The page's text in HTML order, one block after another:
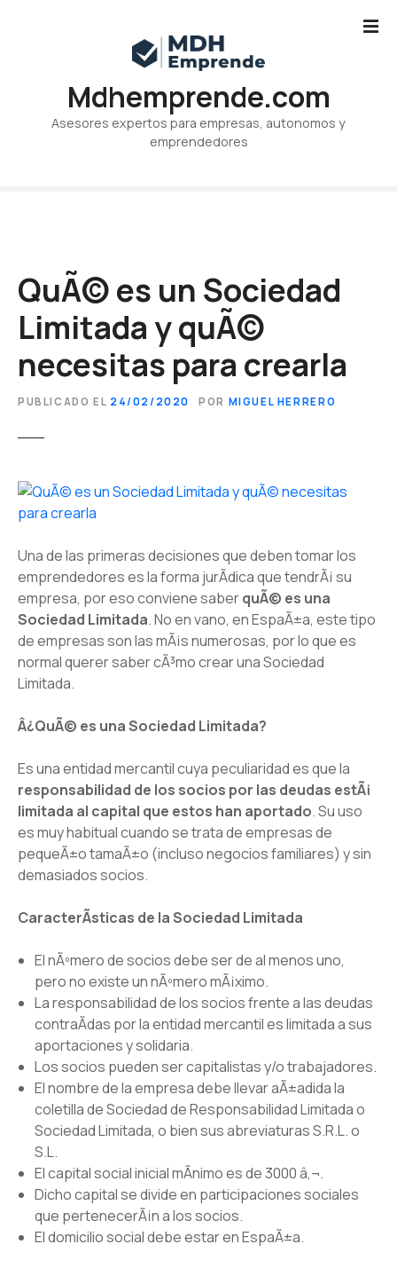
Mdhemprende.com
Asesores expertos para empresas, autonomos y
emprendedores
QuÃ© es un Sociedad
Limitada y quÃ©
necesitas para crearla
PUBLICADO EL 24/02/2020 POR MIGUEL HERRERO
Una de las primeras decisiones que deben tomar los
emprendedores es la forma jurÃ­dica que tendrÃ¡ su
empresa, por eso conviene saberquÃ© es una
Sociedad Limitada. No en vano, en EspaÃ±a, este tipo
de empresas son las mÃ¡s numerosas, por lo que es
normal querer saber cÃ³mo crear una Sociedad
Limitada.
Â¿QuÃ© es una Sociedad Limitada?
Es una entidad mercantil cuya peculiaridad es que la
responsabilidad de los socios por las deudas estÃ¡
limitada al capital que estos han aportado. Su uso
es muy habitual cuando se trata de empresas de
pequeÃ±o tamaÃ±o (incluso negocios familiares) y sin
demasiados socios.
CaracterÃ­sticas de la Sociedad Limitada
El nÃºmero de socios debe ser de al menos uno,
pero no existe un nÃºmero mÃ¡ximo.
La responsabilidad de los socios frente a las deudas
contraÃ­das por la entidad mercantil es limitada a sus
aportaciones y solidaria.
Los socios pueden ser capitalistas y/o trabajadores.
El nombre de la empresa debe llevar aÃ±adida la
coletilla de Sociedad de Responsabilidad Limitada o
Sociedad Limitada, o bien sus abreviaturas S.R.L. o
S.L.
El capital social inicial mÃ­nimo es de 3000 â‚¬.
Dicho capital se divide en participaciones sociales
que pertenecerÃ¡n a los socios.
El domicilio social debe estar en EspaÃ±a.